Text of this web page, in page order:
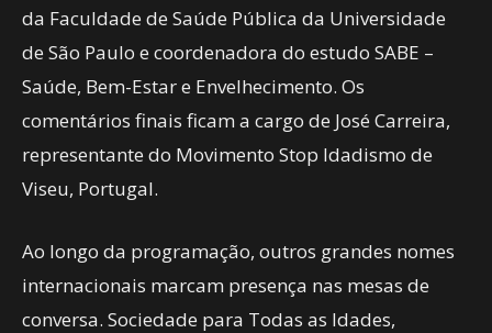
da Faculdade de Saúde Pública da Universidade
de São Paulo e coordenadora do estudo SABE –
Saúde, Bem-Estar e Envelhecimento. Os
comentários finais ficam a cargo de José Carreira,
representante do Movimento Stop Idadismo de
Viseu, Portugal.
Ao longo da programação, outros grandes nomes
internacionais marcam presença nas mesas de
conversa. Sociedade para Todas as Idades,